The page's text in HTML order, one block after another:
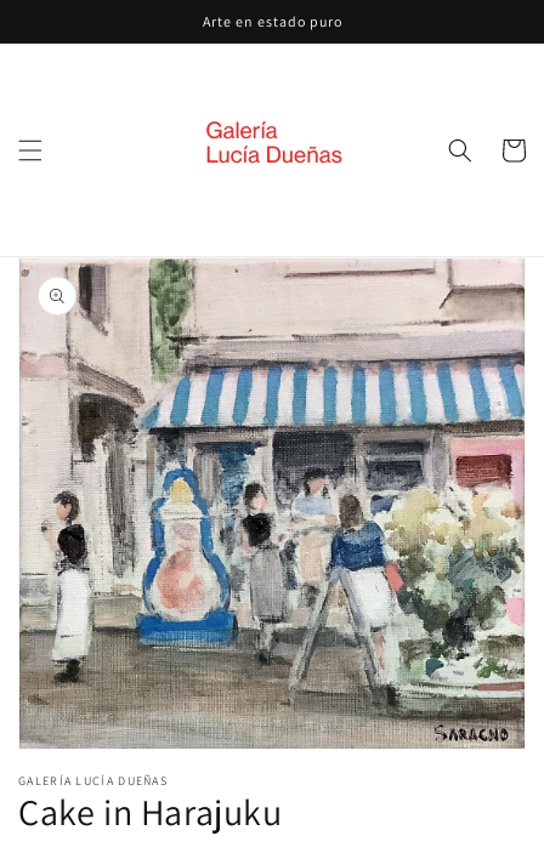
al contenido
Arte en estado puro
Carrito
directamente
a la
información
del producto
elemento
1
en
GALERÍA LUCÍA DUEÑAS
Cake in Harajuku